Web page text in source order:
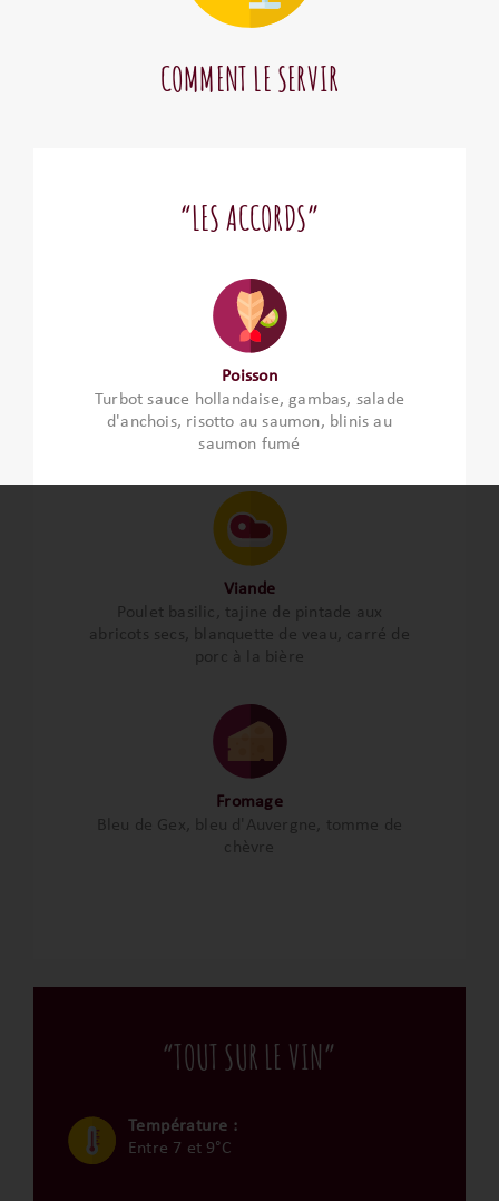
COMMENT LE SERVIR
“LES ACCORDS”
Poisson
Turbot sauce hollandaise, gambas, salade
d'anchois, risotto au saumon, blinis au
saumon fumé
Viande
Poulet basilic, tajine de pintade aux
abricots secs, blanquette de veau, carré de
porc à la bière
Fromage
Bleu de Gex, bleu d'Auvergne, tomme de
chèvre
“TOUT SUR LE VIN”
Température :
Entre 7 et 9°C